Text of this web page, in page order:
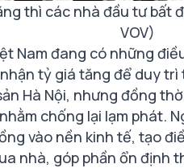
thì các nhà đầu tư bất
VOV)
Nam đang có những
tỷ giá tăng để duy
Hà Nội, nhưng đồng
chống lại lạm phát.
vào nền kinh tế, tạo
nhà, góp phần ổn định